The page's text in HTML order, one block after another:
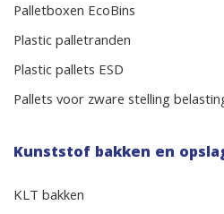
Palletboxen EcoBins
Plastic palletranden
Plastic pallets ESD
Pallets voor zware stelling
Kunststof bakken en
KLT bakken